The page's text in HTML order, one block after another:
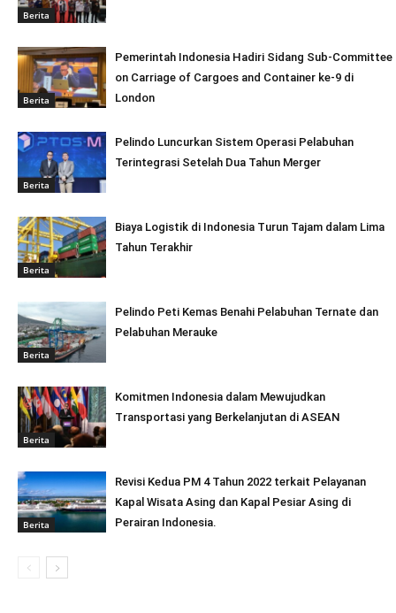
Berita
Berita
Pemerintah Indonesia Hadiri Sidang Sub-Committee
on Carriage of Cargoes and Container ke-9 di
London
Berita
Pelindo Luncurkan Sistem Operasi Pelabuhan
Terintegrasi Setelah Dua Tahun Merger
Berita
Biaya Logistik di Indonesia Turun Tajam dalam Lima
Tahun Terakhir
Berita
Pelindo Peti Kemas Benahi Pelabuhan Ternate dan
Pelabuhan Merauke
Berita
Komitmen Indonesia dalam Mewujudkan
Transportasi yang Berkelanjutan di ASEAN
Berita
Revisi Kedua PM 4 Tahun 2022 terkait Pelayanan
Kapal Wisata Asing dan Kapal Pesiar Asing di
Perairan Indonesia.